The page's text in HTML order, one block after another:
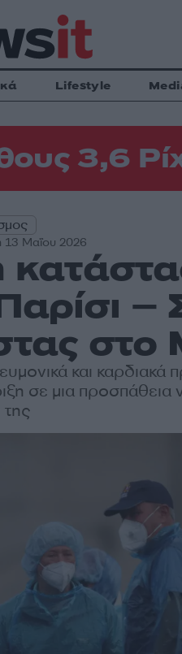
Lifestyle
3,6
13 Μαΐου 2026
–
στο
και καρδιακά
σε μια